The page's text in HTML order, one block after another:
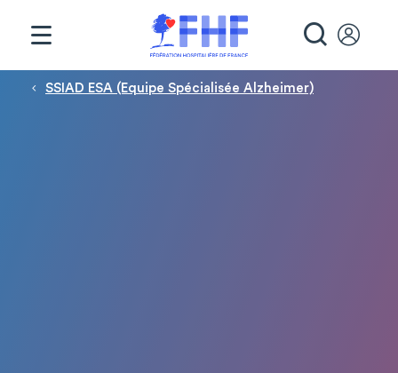
Fil d'Ariane
SSIAD ESA (Equipe Spécialisée Alzheimer)
Panneau de gestion des cookies